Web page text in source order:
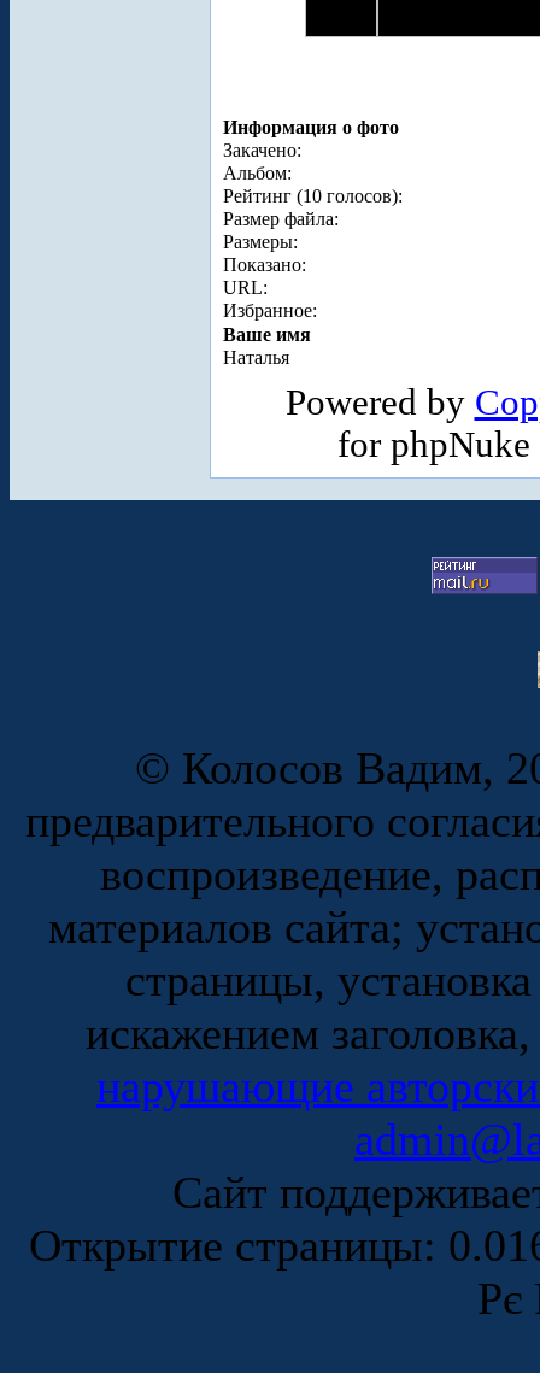
Информация о фото
Закачено:
Альбом:
Рейтинг (10 голосов):
Размер файла:
Размеры:
Показано:
URL:
Избранное:
Ваше имя
Наталья
Powered by
for
© Колосов Вадим,
предварительного
воспроизведение,
материалов сайта;
страницы,
искажением
нарушающие
Сайт
Открытие страницы:
Рє